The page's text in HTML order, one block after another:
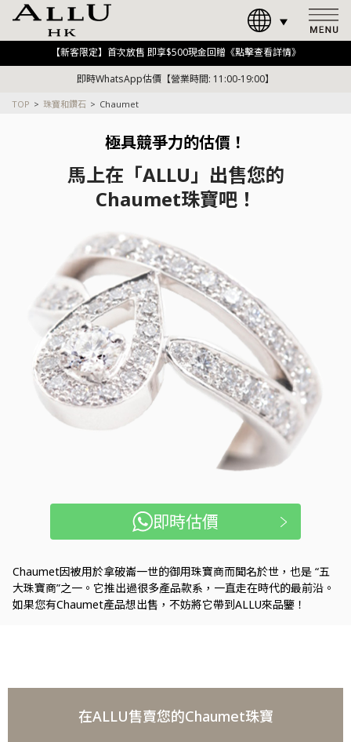
【新客限定】首次放售 即享$500現金回贈《點擊查看詳情》
即時WhatsApp估價【營業時間: 11:00-19:00】
TOP 珠寶和鑽石 Chaumet
極具競爭力的估價！
馬上在「ALLU」出售您的
Chaumet珠寶吧！
即時估價
Chaumet因被用於拿破崙一世的御用珠寶商而聞名於世，也是 “五
大珠寶商”之一。它推出過很多產品款系，一直走在時代的最前沿。
如果您有Chaumet產品想出售，不妨將它帶到ALLU來品鑒！
在ALLU售賣您的Chaumet珠寶